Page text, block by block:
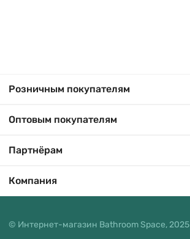
Розничным покупателям
Оптовым покупателям
Партнёрам
Компания
© Интернет-магазин Bathroom Space, 2025